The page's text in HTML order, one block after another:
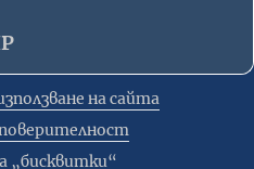
на сайта
„бисквитки“